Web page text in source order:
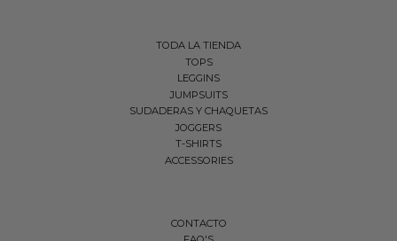
TODA LA TIENDA
TOPS
LEGGINS
JUMPSUITS
SUDADERAS Y CHAQUETAS
JOGGERS
T-SHIRTS
ACCESSORIES
CONTACTO